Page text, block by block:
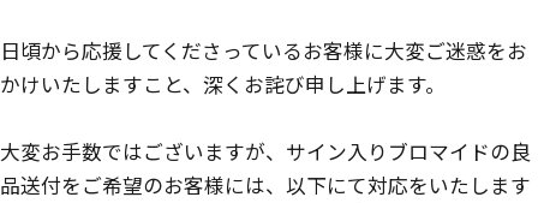
日頃から応援してくださっているお客様に大変ご迷惑をお
かけいたしますこと、深くお詫び申し上げます。
大変お手数ではございますが、サイン入りブロマイドの良
品送付をご希望のお客様には、以下にて対応をいたします